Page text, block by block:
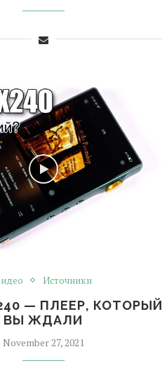
Источники
— ПЛЕЕР, КОТОРЫЙ
ВЫ ЖДАЛИ
November 27, 2021